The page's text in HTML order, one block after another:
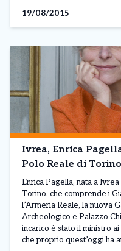
19/08/2015
Ivrea, Enrica
Polo Reale di Torino
Enrica Pagella, nata a
Torino, che comprende i
l’Armeria Reale, la nuova
Archeologico e Palazzo
incarico è stato il ministro
che proprio quest’oggi ha